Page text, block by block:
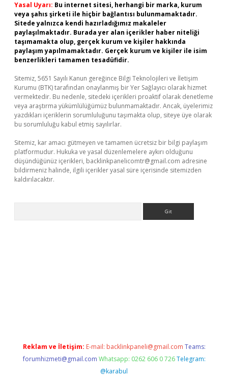
Yasal Uyarı: Bu internet sitesi, herhangi bir marka, kurum
veya şahıs şirketi ile hiçbir bağlantısı bulunmamaktadır.
Sitede yalnızca kendi hazırladığımız makaleler
paylaşılmaktadır. Burada yer alan içerikler haber niteliği
taşımamakta olup, gerçek kurum ve kişiler hakkında
paylaşım yapılmamaktadır. Gerçek kurum ve kişiler ile isim
benzerlikleri tamamen tesadüfidir.
Sitemiz, 5651 Sayılı Kanun gereğince Bilgi Teknolojileri ve İletişim
Kurumu (BTK) tarafından onaylanmış bir Yer Sağlayıcı olarak hizmet
vermektedir. Bu nedenle, sitedeki içerikleri proaktif olarak denetleme
veya araştırma yükümlülüğümüz bulunmamaktadır. Ancak, üyelerimiz
yazdıkları içeriklerin sorumluluğunu taşımakta olup, siteye üye olarak
bu sorumluluğu kabul etmiş sayılırlar.
Sitemiz, kar amacı gütmeyen ve tamamen ücretsiz bir bilgi paylaşım
platformudur. Hukuka ve yasal düzenlemelere aykırı olduğunu
düşündüğünüz içerikleri, backlinkpanelicomtr@gmail.com adresine
bildirmeniz halinde, ilgili içerikler yasal süre içerisinde sitemizden
kaldırılacaktır.
Reklam ve İletişim: E-mail: backlinkpaneli@gmail.com Teams:
forumhizmeti@gmail.com Whatsapp: 0262 606 0 726 Telegram:
@karabul